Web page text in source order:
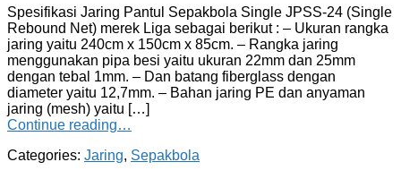
Spesifikasi Jaring Pantul Sepakbola Single JPSS-24 (Single
Rebound Net) merek Liga sebagai berikut : – Ukuran rangka
jaring yaitu 240cm x 150cm x 85cm. – Rangka jaring
menggunakan pipa besi yaitu ukuran 22mm dan 25mm
dengan tebal 1mm. – Dan batang fiberglass dengan
diameter yaitu 12,7mm. – Bahan jaring PE dan anyaman
jaring (mesh) yaitu […]
Continue reading…
Categories: Jaring, Sepakbola